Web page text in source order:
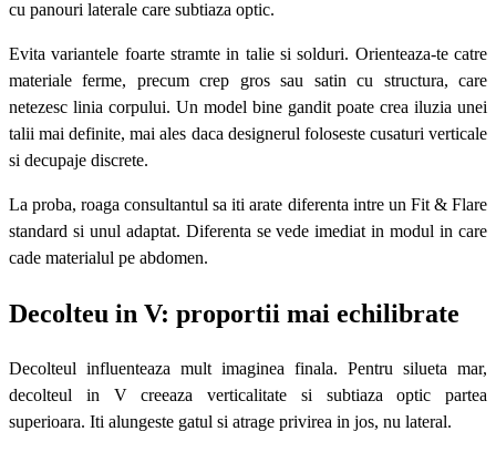
cu panouri laterale care subtiaza optic.
Evita variantele foarte stramte in talie si solduri. Orienteaza-te catre
materiale ferme, precum crep gros sau satin cu structura, care
netezesc linia corpului. Un model bine gandit poate crea iluzia unei
talii mai definite, mai ales daca designerul foloseste cusaturi verticale
si decupaje discrete.
La proba, roaga consultantul sa iti arate diferenta intre un Fit & Flare
standard si unul adaptat. Diferenta se vede imediat in modul in care
cade materialul pe abdomen.
Decolteu in V: proportii mai echilibrate
Decolteul influenteaza mult imaginea finala. Pentru silueta mar,
decolteul in V creeaza verticalitate si subtiaza optic partea
superioara. Iti alungeste gatul si atrage privirea in jos, nu lateral.